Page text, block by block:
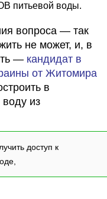
воды.
вопроса — так
не может, и, в
— кандидат в
от Житомира
в
из
доступ к